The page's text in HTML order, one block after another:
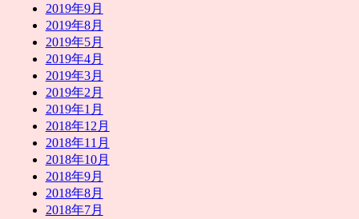
2019年9月
2019年8月
2019年5月
2019年4月
2019年3月
2019年2月
2019年1月
2018年12月
2018年11月
2018年10月
2018年9月
2018年8月
2018年7月